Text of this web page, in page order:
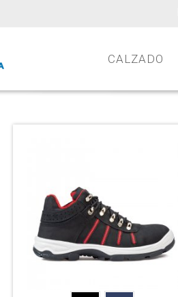
CALZADO